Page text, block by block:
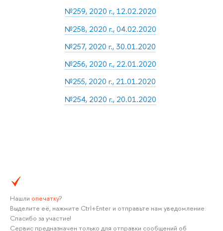
№259, 2020 г., 12.02.2020
№258, 2020 г., 04.02.2020
№257, 2020 г., 30.01.2020
№256, 2020 г., 22.01.2020
№255, 2020 г., 21.01.2020
№254, 2020 г., 20.01.2020
Нашли опечатку?
Выделите её, нажмите Ctrl+Enter и отправьте нам уведомление.
Спасибо за участие!
Сервис предназначен только для отправки сообщений об